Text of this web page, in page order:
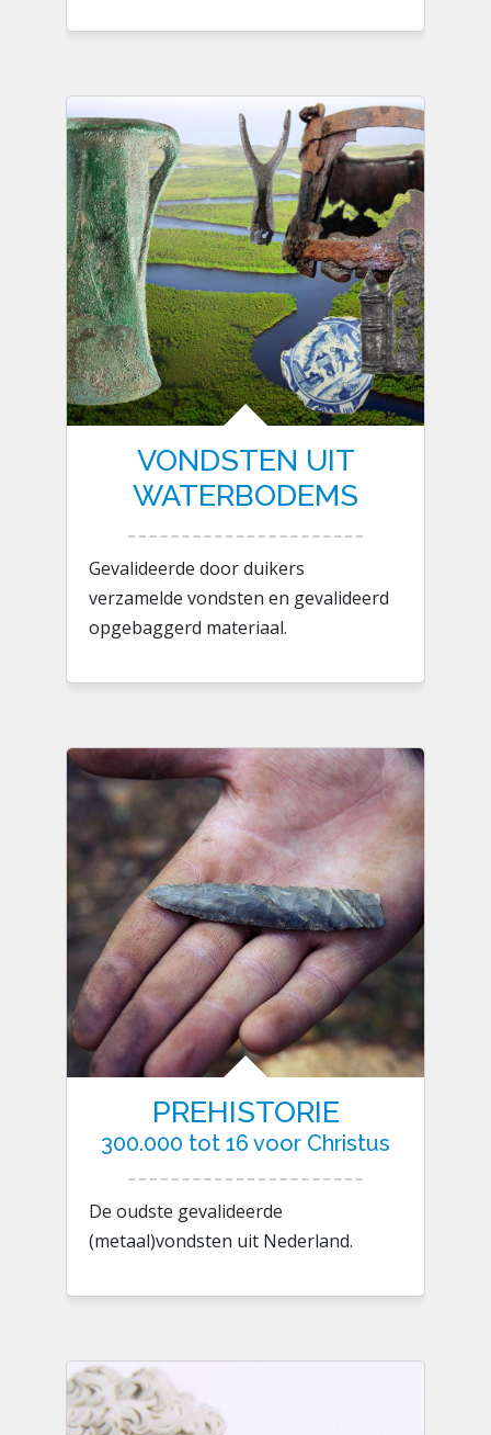
VONDSTEN UIT
WATERBODEMS
Gevalideerde door duikers
verzamelde vondsten en gevalideerd
opgebaggerd materiaal.
PREHISTORIE
300.000 tot 16 voor Christus
De oudste gevalideerde
(metaal)vondsten uit Nederland.